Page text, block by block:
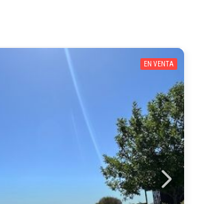
EN VENTA